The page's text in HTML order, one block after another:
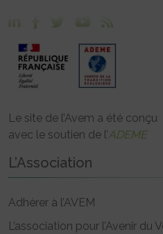
Le site de l’Avem a été conçu
avec le soutien de l’ADEME
L’Association
Adhérer à l’AVEM
L’association pour l’Avenir